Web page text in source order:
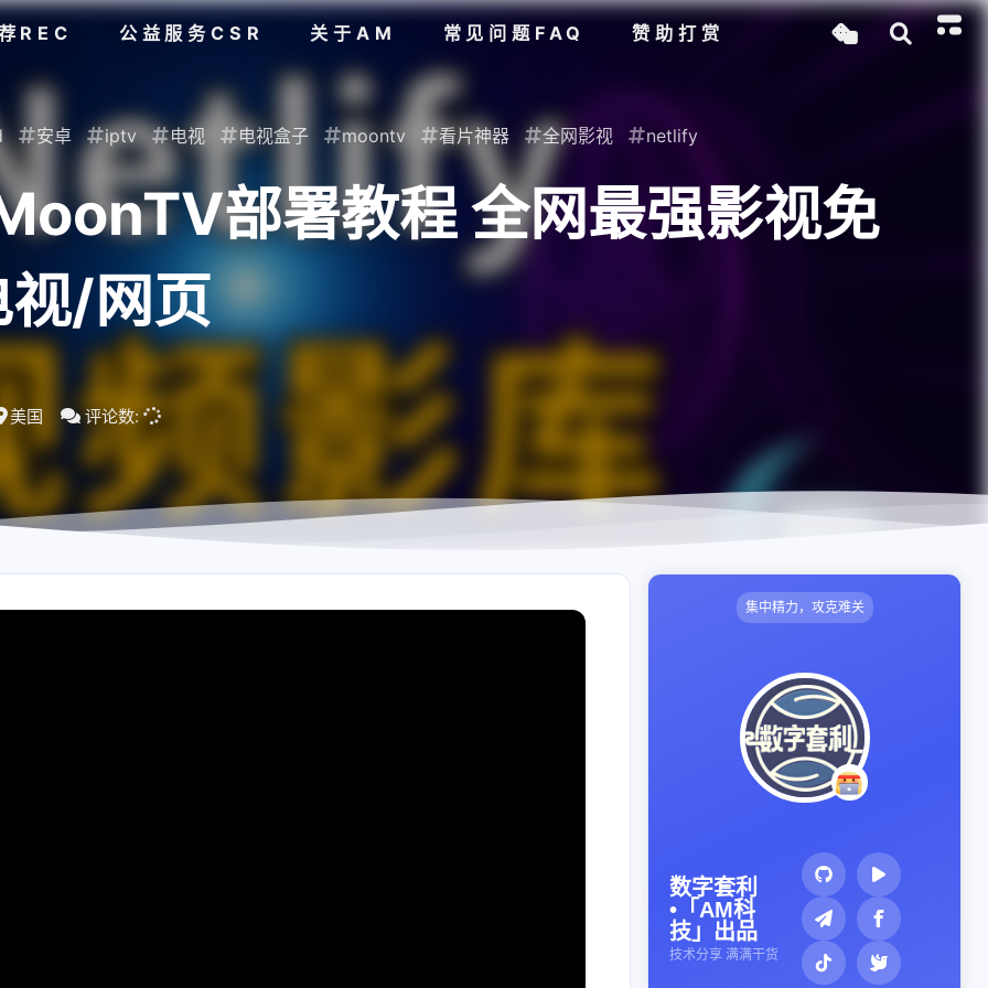
REC 公益服务CSR 关于AM 常见问题FAQ 赞助打赏
安卓 iptv 电视 电视盒子 moontv 看片神器 全网影视 netlify
部署教程 全网最强影视免
/网页
美国 评论数:
集中精力，攻克难关
数字套利
•「AM科
技」出品
技术分享 满满干货